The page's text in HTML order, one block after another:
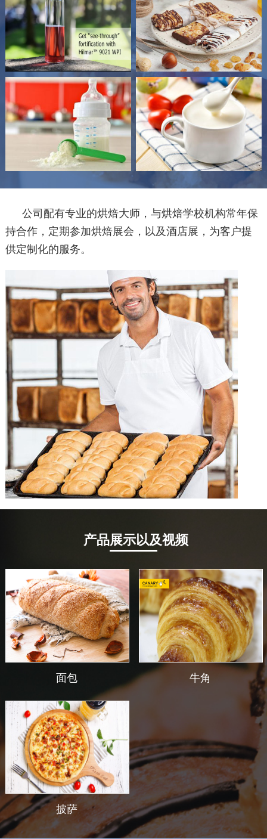
公司配有专业的烘焙大师，与烘焙学校机构常年保
持合作，定期参加烘焙展会，以及酒店展，为客户提
供定制化的服务。
产品展示以及视频
面包 牛角
披萨